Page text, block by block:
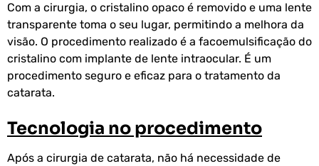
Com a cirurgia, o cristalino opaco é removido e uma lente
transparente toma o seu lugar, permitindo a melhora da
visão. O procedimento realizado é a facoemulsificação do
cristalino com implante de lente intraocular. É um
procedimento seguro e eficaz para o tratamento da
catarata.
Tecnologia no procedimento
Após a cirurgia de catarata, não há necessidade de